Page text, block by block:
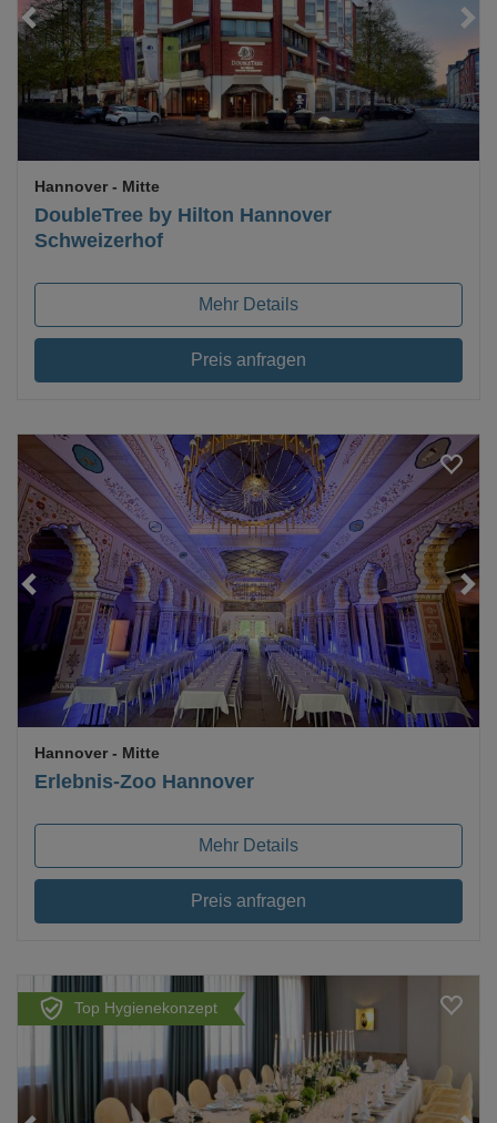
Loading...
DoubleTree by Hilton Hannover
Schweizerhof
Hannover - Mitte
Mehr Details
Preis anfragen
Loading...
Erlebnis-Zoo Hannover
Hannover - Mitte
Mehr Details
Preis anfragen
Top Hygienekonzept
Loading...